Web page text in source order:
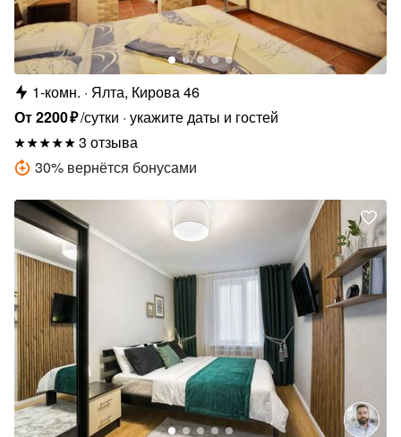
1-комн.
Ялта, Кирова 46
От2200₽/сутки укажите даты и гостей
3 отзыва
30% вернётся бонусами